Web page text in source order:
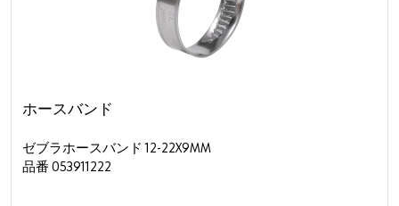
ホースバンド
ゼブラホースバンド 12-22X9MM
品番 053911222